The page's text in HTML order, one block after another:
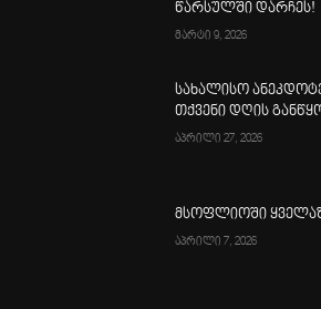
წარსულში დარჩეს!
მარტი 9, 2026
სახალისო
თქვენი დღის
აპრილი 27, 2026
მსოფლიოში
აპრილი 7, 2026